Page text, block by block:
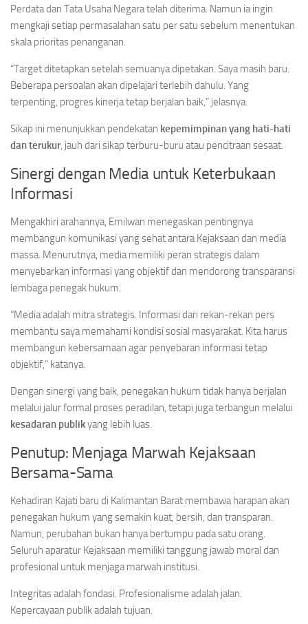
Perdata dan Tata Usaha Negara telah diterima. Namun ia ingin
mengkaji setiap permasalahan satu per satu sebelum menentukan
skala prioritas penanganan.
“Target ditetapkan setelah semuanya dipetakan. Saya masih baru.
Beberapa persoalan akan dipelajari terlebih dahulu. Yang
terpenting, progres kinerja tetap berjalan baik,” jelasnya.
Sikap ini menunjukkan pendekatan kepemimpinan yang hati-hati
dan terukur, jauh dari sikap terburu-buru atau pencitraan sesaat.
Sinergi dengan Media untuk Keterbukaan
Informasi
Mengakhiri arahannya, Emilwan menegaskan pentingnya
membangun komunikasi yang sehat antara Kejaksaan dan media
massa. Menurutnya, media memiliki peran strategis dalam
menyebarkan informasi yang objektif dan mendorong transparansi
lembaga penegak hukum.
“Media adalah mitra strategis. Informasi dari rekan-rekan pers
membantu saya memahami kondisi sosial masyarakat. Kita harus
membangun kebersamaan agar penyebaran informasi tetap
objektif,” katanya.
Dengan sinergi yang baik, penegakan hukum tidak hanya berjalan
melalui jalur formal proses peradilan, tetapi juga terbangun melalui
kesadaran publikyang lebih luas.
Penutup: Menjaga Marwah Kejaksaan
Bersama-Sama
Kehadiran Kajati baru di Kalimantan Barat membawa harapan akan
penegakan hukum yang semakin kuat, bersih, dan transparan.
Namun, perubahan bukan hanya bertumpu pada satu orang.
Seluruh aparatur Kejaksaan memiliki tanggung jawab moral dan
profesional untuk menjaga marwah institusi.
Integritas adalah fondasi. Profesionalisme adalah jalan.
Kepercayaan publik adalah tujuan.